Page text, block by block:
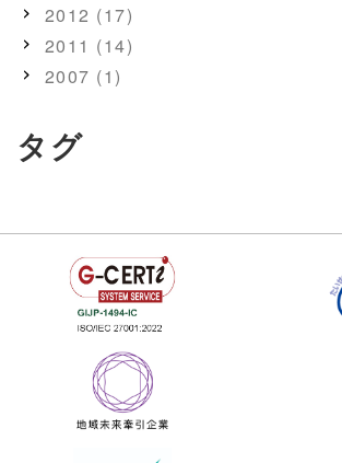
2012 (17)
2011 (14)
2007 (1)
タグ